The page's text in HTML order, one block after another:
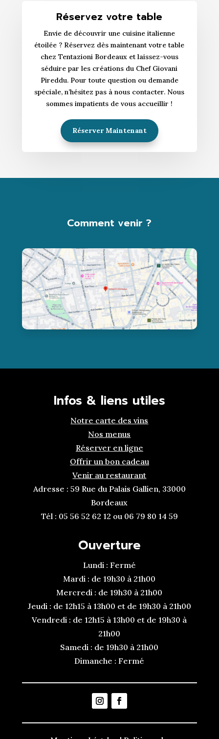
Réservez votre table
Envie de découvrir une cuisine italienne
étoilée ? Réservez dès maintenant votre table
chez Tentazioni Bordeaux et laissez-vous
séduire par les créations du Chef Giovani
Pireddu. Pour toute question ou demande
spéciale, n’hésitez pas à nous contacter. Nous
sommes impatients de vous accueillir !
Réserver Maintenant
Comment venir ?
Infos & liens utiles
Notre carte des vins
Nos menus
Réserver en ligne
Offrir un bon cadeau
Venir au restaurant
Adresse : 59 Rue du Palais Gallien, 33000
Bordeaux
Tél : 05 56 52 62 12 ou 06 79 80 14 59
Ouverture
Lundi : Fermé
Mardi : de 19h30 à 21h00
Mercredi : de 19h30 à 21h00
Jeudi : de 12h15 à 13h00 et de 19h30 à 21h00
Vendredi : de 12h15 à 13h00 et de 19h30 à
21h00
Samedi : de 19h30 à 21h00
Dimanche : Fermé